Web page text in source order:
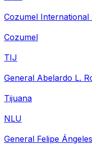
Cozumel
Cozumel
TIJ
General Abelardo L.
Tijuana
NLU
General Felipe